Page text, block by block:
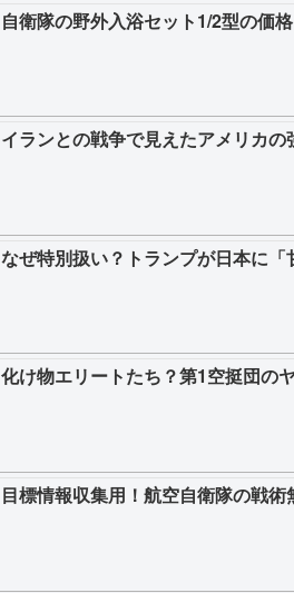
自衛隊の野外入浴セット1/2型の価
イランとの戦争で見えたアメリカの
なぜ特別扱い？トランプが日本に
化け物エリートたち？第1空挺団の
目標情報収集用！航空自衛隊の戦術